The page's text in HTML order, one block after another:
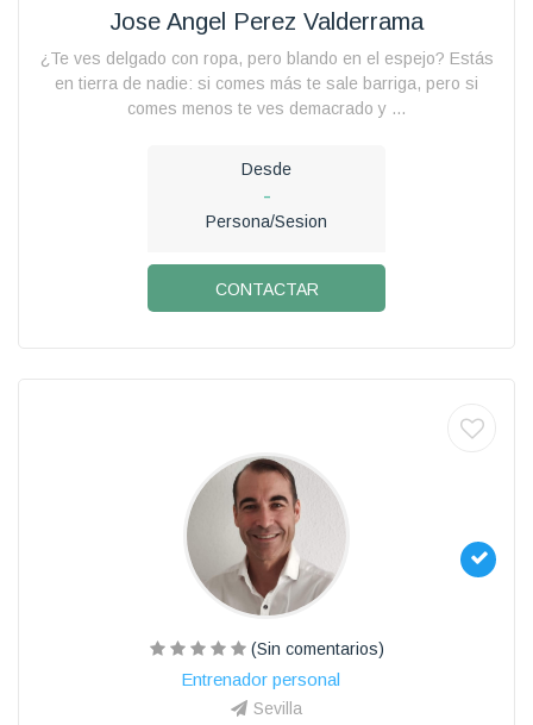
Jose Angel Perez Valderrama
¿Te ves delgado con ropa, pero blando en el espejo? Estás
en tierra de nadie: si comes más te sale barriga, pero si
comes menos te ves demacrado y ...
Desde
-
Persona/Sesion
CONTACTAR
(Sin comentarios)
Entrenador personal
Sevilla